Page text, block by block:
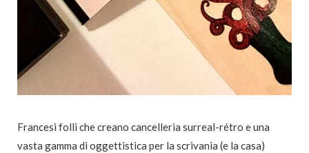
Francesi folli che creano cancelleria surreal-rétro e una
vasta gamma di oggettistica per la scrivania (e la casa)